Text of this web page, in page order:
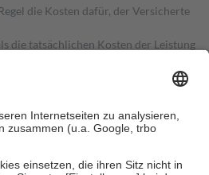
die Kosten dafür, der Versicherte
die tatsächlichen Kosten der Leistung